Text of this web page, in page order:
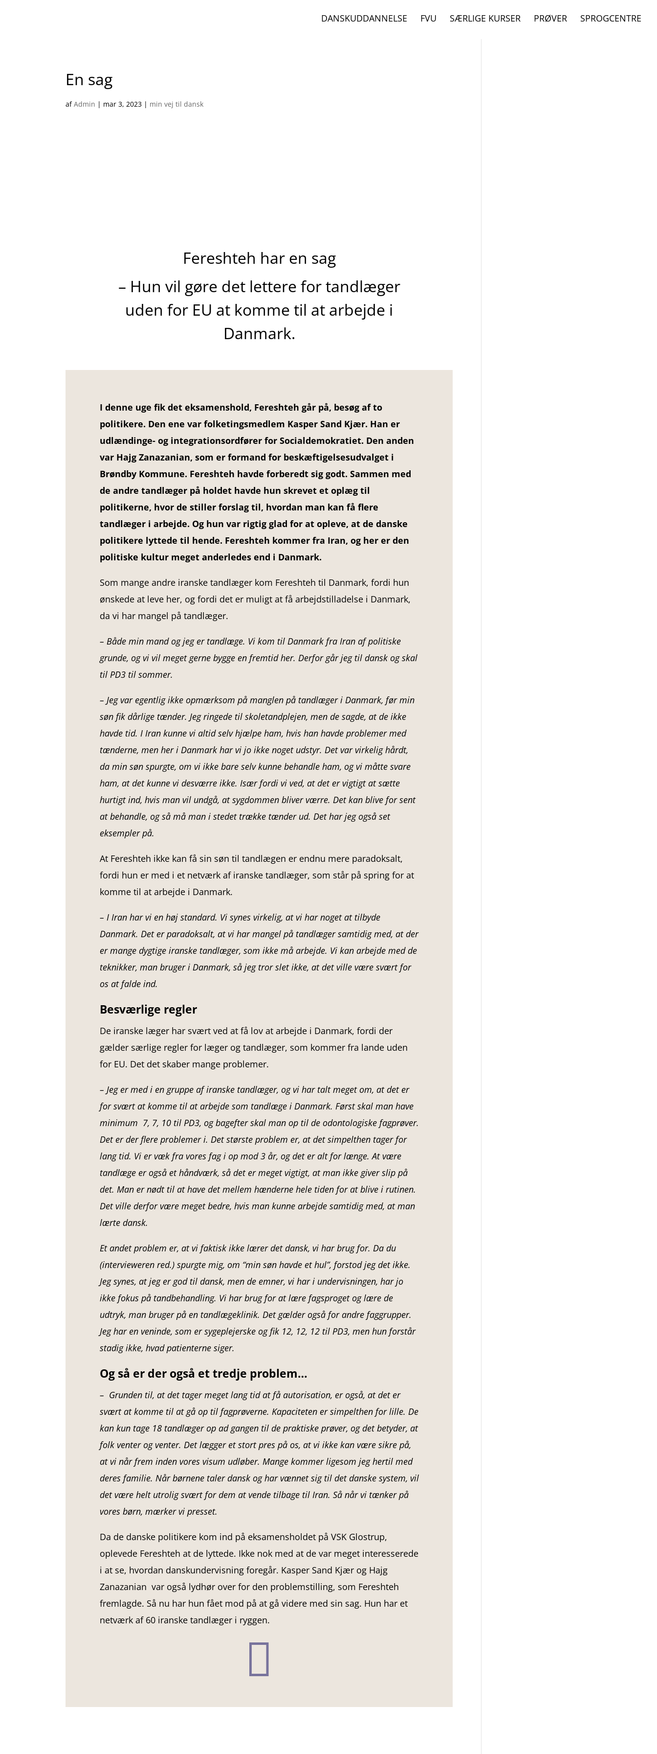
DANSKUDDANNELSE FVU SÆRLIGE KURSER PRØVER SPROGCENTRE
En sag
afAdmin | mar 3, 2023 | min vej til dansk
Fereshteh har en sag
– Hun vil gøre det lettere for tandlæger
uden for EU at komme til at arbejde i
Danmark.
I denne uge fik det eksamenshold, Fereshteh går på, besøg af to
politikere. Den ene var folketingsmedlem Kasper Sand Kjær. Han er
udlændinge- og integrationsordfører for Socialdemokratiet. Den anden
var Hajg Zanazanian, som er formand for beskæftigelsesudvalget i
Brøndby Kommune. Fereshteh havde forberedt sig godt. Sammen med
de andre tandlæger på holdet havde hun skrevet et oplæg til
politikerne, hvor de stiller forslag til, hvordan man kan få flere
tandlæger i arbejde. Og hun var rigtig glad for at opleve, at de danske
politikere lyttede til hende. Fereshteh kommer fra Iran, og her er den
politiske kultur meget anderledes end i Danmark.
Som mange andre iranske tandlæger kom Fereshteh til Danmark, fordi hun
ønskede at leve her, og fordi det er muligt at få arbejdstilladelse i Danmark,
da vi har mangel på tandlæger.
– Både min mand og jeg er tandlæge. Vi kom til Danmark fra Iran af politiske
grunde, og vi vil meget gerne bygge en fremtid her. Derfor går jeg til dansk og skal
til PD3 til sommer.
– Jeg var egentlig ikke opmærksom på manglen på tandlæger i Danmark, før min
søn fik dårlige tænder. Jeg ringede til skoletandplejen, men de sagde, at de ikke
havde tid. I Iran kunne vi altid selv hjælpe ham, hvis han havde problemer med
tænderne, men her i Danmark har vi jo ikke noget udstyr. Det var virkelig hårdt,
da min søn spurgte, om vi ikke bare selv kunne behandle ham, og vi måtte svare
ham, at det kunne vi desværre ikke. Især fordi vi ved, at det er vigtigt at sætte
hurtigt ind, hvis man vil undgå, at sygdommen bliver værre. Det kan blive for sent
at behandle, og så må man i stedet trække tænder ud. Det har jeg også set
eksempler på.
At Fereshteh ikke kan få sin søn til tandlægen er endnu mere paradoksalt,
fordi hun er med i et netværk af iranske tandlæger, som står på spring for at
komme til at arbejde i Danmark.
– I Iran har vi en høj standard. Vi synes virkelig, at vi har noget at tilbyde
Danmark. Det er paradoksalt, at vi har mangel på tandlæger samtidig med, at der
er mange dygtige iranske tandlæger, som ikke må arbejde. Vi kan arbejde med de
teknikker, man bruger i Danmark, så jeg tror slet ikke, at det ville være svært for
os at falde ind.
Besværlige regler
De iranske læger har svært ved at få lov at arbejde i Danmark, fordi der
gælder særlige regler for læger og tandlæger, som kommer fra lande uden
for EU. Det det skaber mange problemer.
– Jeg er med i en gruppe af iranske tandlæger, og vi har talt meget om, at det er
for svært at komme til at arbejde som tandlæge i Danmark. Først skal man have
minimum 7, 7, 10 til PD3, og bagefter skal man op til de odontologiske fagprøver.
Det er der flere problemer i. Det største problem er, at det simpelthen tager for
lang tid. Vi er væk fra vores fag i op mod 3 år, og det er alt for længe. At være
tandlæge er også et håndværk, så det er meget vigtigt, at man ikke giver slip på
det. Man er nødt til at have det mellem hænderne hele tiden for at blive i rutinen.
Det ville derfor være meget bedre, hvis man kunne arbejde samtidig med, at man
lærte dansk.
Et andet problem er, at vi faktisk ikke lærer det dansk, vi har brug for. Da du
(intervieweren red.) spurgte mig, om “min søn havde et hul”, forstod jeg det ikke.
Jeg synes, at jeg er god til dansk, men de emner, vi har i undervisningen, har jo
ikke fokus på tandbehandling. Vi har brug for at lære fagsproget og lære de
udtryk, man bruger på en tandlægeklinik. Det gælder også for andre faggrupper.
Jeg har en veninde, som er sygeplejerske og fik 12, 12, 12 til PD3, men hun forstår
stadig ikke, hvad patienterne siger.
Og så er der også et tredje problem…
– Grunden til, at det tager meget lang tid at få autorisation, er også, at det er
svært at komme til at gå op til fagprøverne. Kapaciteten er simpelthen for lille. De
kan kun tage 18 tandlæger op ad gangen til de praktiske prøver, og det betyder, at
folk venter og venter. Det lægger et stort pres på os, at vi ikke kan være sikre på,
at vi når frem inden vores visum udløber. Mange kommer ligesom jeg hertil med
deres familie. Når børnene taler dansk og har vænnet sig til det danske system, vil
det være helt utrolig svært for dem at vende tilbage til Iran. Så når vi tænker på
vores børn, mærker vi presset.
Da de danske politikere kom ind på eksamensholdet på VSK Glostrup,
oplevede Fereshteh at de lyttede. Ikke nok med at de var meget interesserede
i at se, hvordan danskundervisning foregår. Kasper Sand Kjær og Hajg
Zanazanian var også lydhør over for den problemstilling, som Fereshteh
fremlagde. Så nu har hun fået mod på at gå videre med sin sag. Hun har et
netværk af 60 iranske tandlæger i ryggen.
